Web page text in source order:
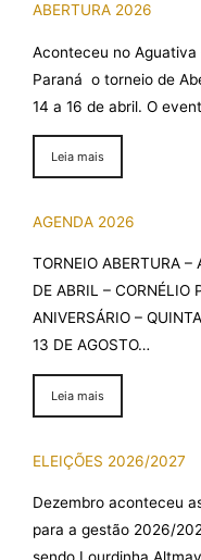
ABERTURA 2026
Aconteceu no Aguativa
Paraná o torneio de
14 a 16 de abril. O
Leia mais
AGENDA 2026
TORNEIO ABERTURA –
DE ABRIL – CORNÉLIO
ANIVERSÁRIO –
13 DE AGOSTO…
Leia mais
ELEIÇÕES 2026/2027
Dezembro aconteceu
para a gestão 2026/